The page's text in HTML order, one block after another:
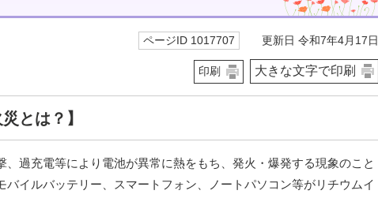
ページID 1017707 更新日 令和7年4月17日
印刷 大きな文字で印刷
とは？】
、過充電等により電池が異常に熱をもち、発火・爆発する現象のこと
バイルバッテリー、スマートフォン、ノートパソコン等がリチウムイ